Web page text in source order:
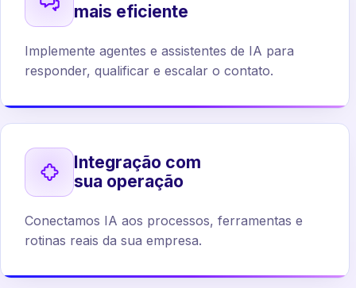
mais eficiente
Implemente agentes e assistentes de IA para
responder, qualificar e escalar o contato.
Integração com
sua operação
Conectamos IA aos processos, ferramentas e
rotinas reais da sua empresa.